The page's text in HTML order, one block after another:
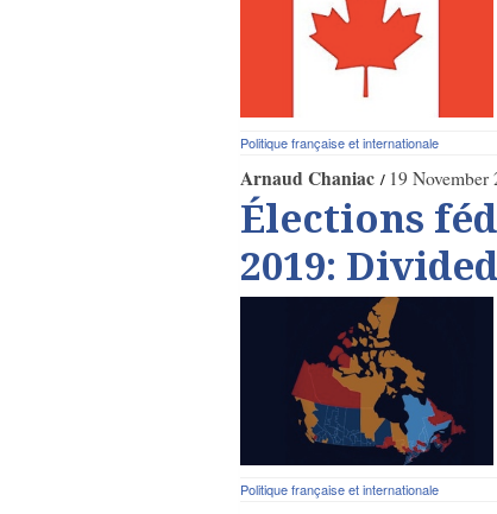
Politique française et internationale
Arnaud Chaniac 19 November
Élections
2019:
Politique française et internationale